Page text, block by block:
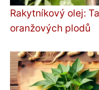
Rakytníkový olej:
oranžových plodů